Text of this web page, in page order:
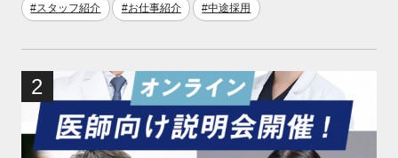
#スタッフ紹介 #お仕事紹介 #中途採用